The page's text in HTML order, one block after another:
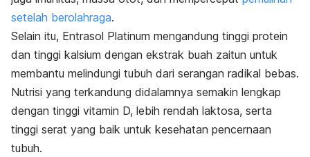
setelah berolahraga.
Selain itu, Entrasol Platinum mengandung tinggi protein
dan tinggi kalsium dengan ekstrak buah zaitun untuk
membantu melindungi tubuh dari serangan radikal bebas.
Nutrisi yang terkandung didalamnya semakin lengkap
dengan tinggi vitamin D, lebih rendah laktosa, serta
tinggi serat yang baik untuk kesehatan pencernaan
tubuh.